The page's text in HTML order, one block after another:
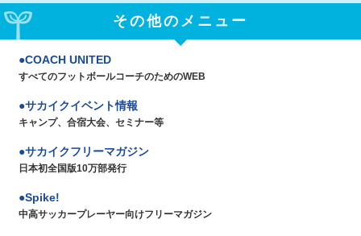
その他のメニュー
COACH UNITED
すべてのフットボールコーチのためのWEB
サカイクイベント情報
キャンプ、合宿大会、セミナー等
サカイクフリーマガジン
日本初全国版10万部発行
Spike!
中高サッカープレーヤー向けフリーマガジン